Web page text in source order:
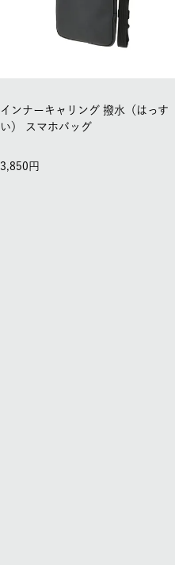
インナーキャリング 撥水（はっす
い） スマホバッグ
3,850